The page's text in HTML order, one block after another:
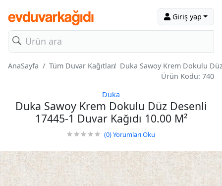
Giriş yap
AnaSayfa Tüm Duvar Kağıtları Duka Sawoy Krem Dokulu
Ürün Kodu: 740
Duka
Duka Sawoy Krem Dokulu Düz Desenli
17445-1 Duvar Kağıdı 10.00 M²
(0)Yorumları Oku